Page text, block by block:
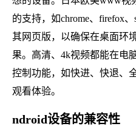
的支持，如chrome、firefox
其网页版，以确保在桌面环
果。高清、4k视频都能在电
控制功能，如快进、快退、
观看体验。
ndroid设备的兼容性